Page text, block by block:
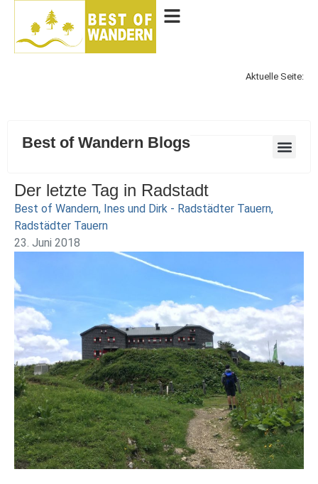
Aktuelle Seite:
Best of Wandern Blogs
Der letzte Tag in Radstadt
Best of Wandern, Ines und Dirk - Radstädter Tauern,
Radstädter Tauern
23. Juni 2018